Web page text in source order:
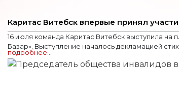
Каритас Витебск впервые принял
16 июля команда Каритас Витебск выступила
Базар». Выступление началось декламацией
подробнее…